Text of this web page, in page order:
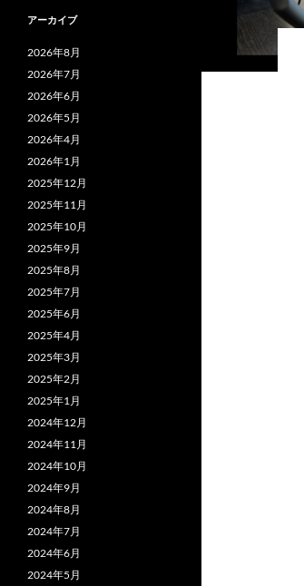
アーカイブ
2026年8月
2026年7月
2026年6月
2026年5月
2026年4月
2026年1月
2025年12月
2025年11月
2025年10月
2025年9月
2025年8月
2025年7月
2025年6月
2025年4月
2025年3月
2025年2月
2025年1月
2024年12月
2024年11月
2024年10月
2024年9月
2024年8月
2024年7月
2024年6月
2024年5月